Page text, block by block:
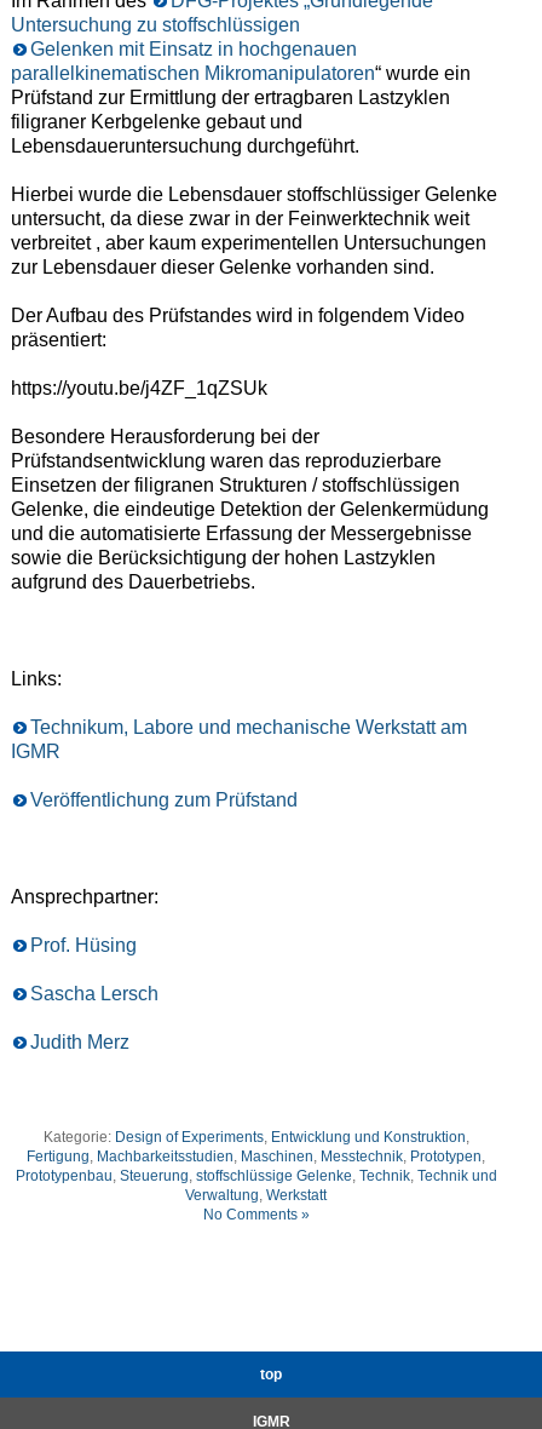
Untersuchung zu stoffschlüssigen
Gelenken mit Einsatz in hochgenauen
parallelkinematischen Mikromanipulatoren“ wurde ein
Prüfstand zur Ermittlung der ertragbaren Lastzyklen
filigraner Kerbgelenke gebaut und
Lebensdaueruntersuchung durchgeführt.
Hierbei wurde die Lebensdauer stoffschlüssiger Gelenke
untersucht, da diese zwar in der Feinwerktechnik weit
verbreitet , aber kaum experimentellen Untersuchungen
zur Lebensdauer dieser Gelenke vorhanden sind.
Der Aufbau des Prüfstandes wird in folgendem Video
präsentiert:
https://youtu.be/j4ZF_1qZSUk
Besondere Herausforderung bei der
Prüfstandsentwicklung waren das reproduzierbare
Einsetzen der filigranen Strukturen / stoffschlüssigen
Gelenke, die eindeutige Detektion der Gelenkermüdung
und die automatisierte Erfassung der Messergebnisse
sowie die Berücksichtigung der hohen Lastzyklen
aufgrund des Dauerbetriebs.
Links:
Technikum, Labore und mechanische Werkstatt am
IGMR
Veröffentlichung zum Prüfstand
Ansprechpartner:
Prof. Hüsing
Sascha Lersch
Judith Merz
Kategorie: Design of Experiments, Entwicklung und Konstruktion
Fertigung Machbarkeitsstudien Maschinen Messtechnik Prototypen
Prototypenbau Steuerung stoffschlüssige Gelenke Technik, Technik und
Verwaltung ,Werkstatt
No Comments »
top
IGMR